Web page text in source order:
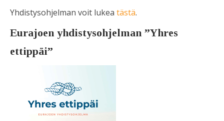
Yhdistysohjelman voit lukea tästä.
Eurajoen yhdistysohjelman ”Yhres
ettippäi”